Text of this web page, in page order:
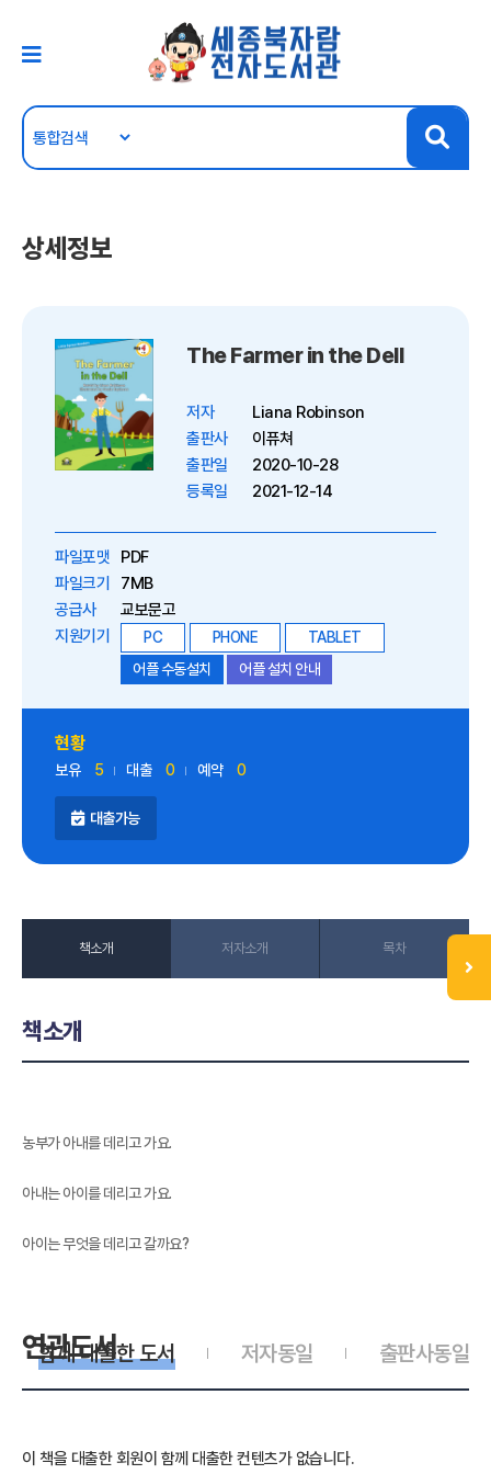
상세정보
The Farmer in the Dell
저자
Liana Robinson
출판사
이퓨쳐
출판일
2020-10-28
등록일
2021-12-14
파일포맷
PDF
파일크기
7MB
공급사
교보문고
지원기기
PC PHONE
TABLET
어플 수동설치
어플 설치 안내
현황
보유 5 대출 0 예약 0
대출가능
책소개 저자소개 목차
책소개
농부가 아내를 데리고 가요.
아내는 아이를 데리고 가요.
아이는 무엇을 데리고 갈까요?
연관도서 출판사동일
저자동일
함께 대출한 도서
이 책을 대출한 회원이 함께 대출한 컨텐츠가 없습니다.